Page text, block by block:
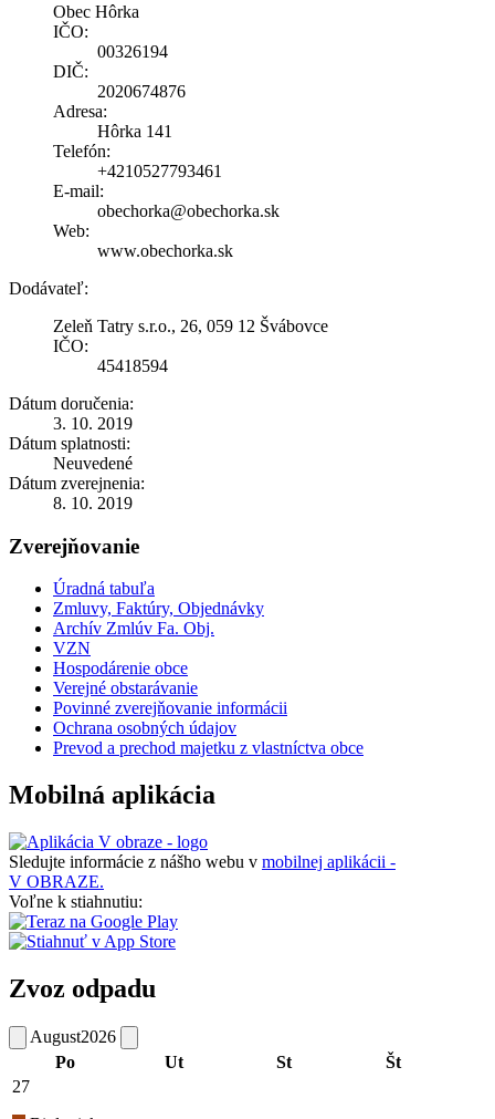
Obec Hôrka
IČO:
00326194
DIČ:
2020674876
Adresa:
Hôrka 141
Telefón:
+4210527793461
E-mail:
obechorka@obechorka.sk
Web:
www.obechorka.sk
Dodávateľ:
Zeleň Tatry s.r.o., 26, 059 12 Švábovce
IČO:
45418594
Dátum doručenia:
3. 10. 2019
Dátum splatnosti:
Neuvedené
Dátum zverejnenia:
8. 10. 2019
Zverejňovanie
Úradná tabuľa
Zmluvy, Faktúry, Objednávky
Archív Zmlúv Fa. Obj.
VZN
Hospodárenie obce
Verejné obstarávanie
Povinné zverejňovanie informácii
Ochrana osobných údajov
Prevod a prechod majetku z vlastníctva obce
Mobilná aplikácia
Sledujte informácie z nášho webu v mobilnej aplikácii -
V OBRAZE.
Voľne k stiahnutiu:
Zvoz odpadu
August2026
Po
Ut St Št
27